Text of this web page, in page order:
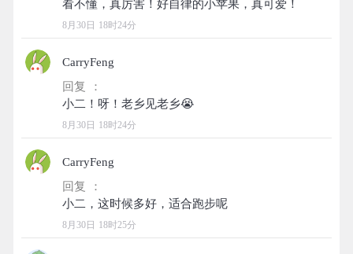
8月30日 18时24分
CarryFeng
回复 ：
8月30日 18时24分
CarryFeng
回复 ：
8月30日 18时25分